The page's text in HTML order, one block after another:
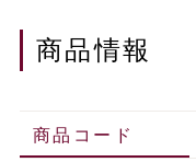
商品情報
商品コード